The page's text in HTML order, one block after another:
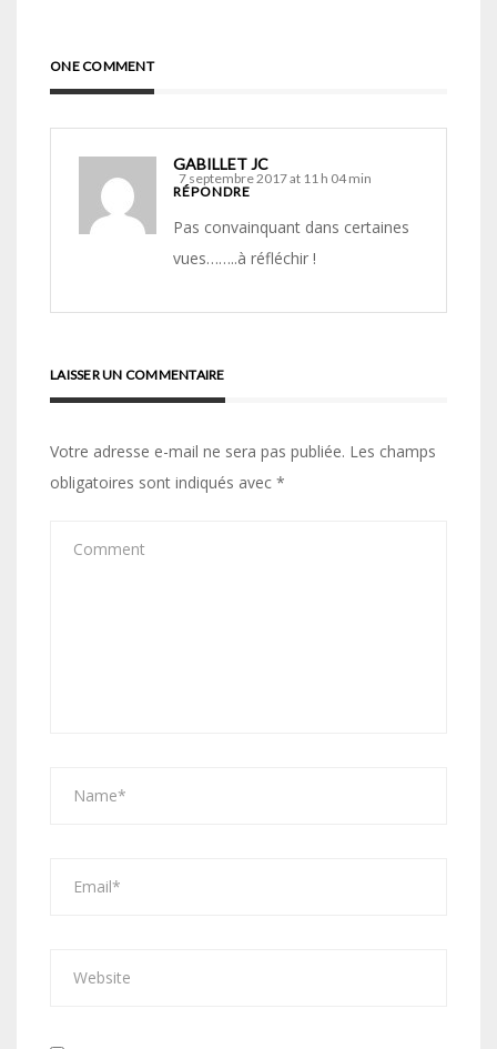
ONE COMMENT
GABILLET JC
7 septembre 2017 at 11 h 04 min
RÉPONDRE
Pas convainquant dans certaines
vues……..à réfléchir !
LAISSER UN COMMENTAIRE
Votre adresse e-mail ne sera pas publiée. Les champs
obligatoires sont indiqués avec *